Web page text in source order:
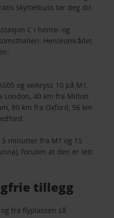
skyttelbuss tar deg dit.
C i hente- og
Henteområdet
og veikryss 10 på M1.
London, 40 km fra Milton
80 km fra Oxford, 56 km
minutter fra M1 og 15
foruten at den er lett
tillegg
fra flyplassen så